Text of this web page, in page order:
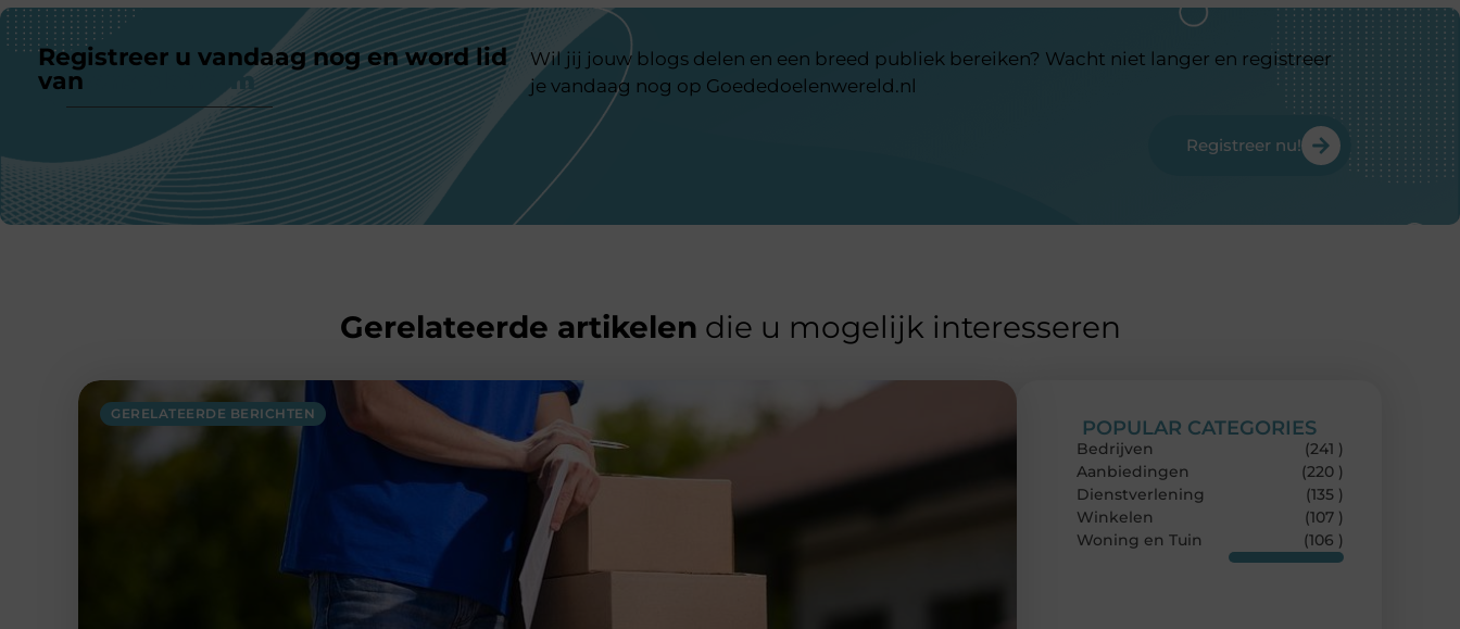
Registreer u vandaag nog en word lid
van
ons platform
Wil jij jouw blogs delen en een breed publiek bereiken? Wacht niet langer en registreer
je vandaag nog op Goededoelenwereld.nl
Registreer nu!
Gerelateerde artikelen die u mogelijk interesseren
GERELATEERDE BERICHTEN
POPULAR CATEGORIES
Bedrijven
(241 )
Aanbiedingen
(220 )
Dienstverlening
(135 )
Winkelen
(107 )
Woning en Tuin
(106 )